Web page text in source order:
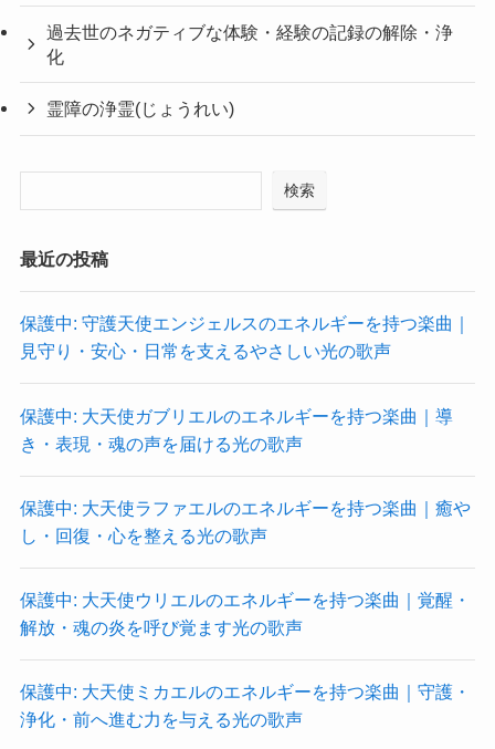
過去世のネガティブな体験・経験の記録の解除・浄
化
霊障の浄霊(じょうれい)
検索
最近の投稿
保護中: 守護天使エンジェルスのエネルギーを持つ楽曲｜
見守り・安心・日常を支えるやさしい光の歌声
保護中: 大天使ガブリエルのエネルギーを持つ楽曲｜導
き・表現・魂の声を届ける光の歌声
保護中: 大天使ラファエルのエネルギーを持つ楽曲｜癒や
し・回復・心を整える光の歌声
保護中: 大天使ウリエルのエネルギーを持つ楽曲｜覚醒・
解放・魂の炎を呼び覚ます光の歌声
保護中: 大天使ミカエルのエネルギーを持つ楽曲｜守護・
浄化・前へ進む力を与える光の歌声